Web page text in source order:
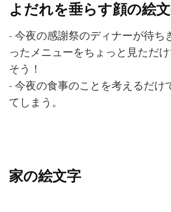
よだれを垂らす顔の絵
- 今夜の感謝祭のディナーが待ち
ったメニューをちょっと見ただけ
そう！
- 今夜の食事のことを考えるだけ
てしまう。
家の絵文字